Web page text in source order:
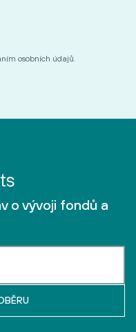
osobních údajů.
o vývoji fondů a